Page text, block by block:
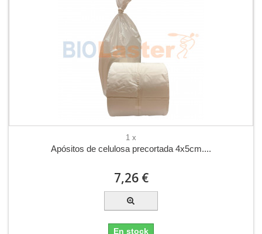
1 x
Apósitos de celulosa precortada 4x5cm....
7,26 €
En stock